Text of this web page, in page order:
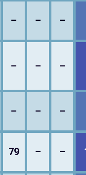
– – –
– – –
– – –
79 – –